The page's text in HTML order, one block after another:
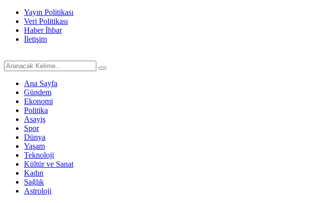
Yayın Politikası
Veri Politikası
Haber İhbar
İletişim
Ana Sayfa
Gündem
Ekonomi
Politika
Asayiş
Spor
Dünya
Yaşam
Teknoloji
Kültür ve Sanat
Kadın
Sağlık
Astroloji